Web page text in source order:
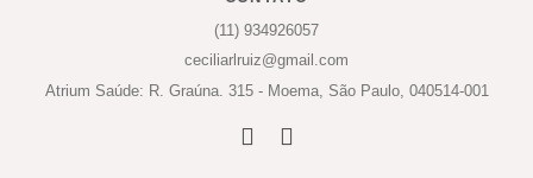
(11) 934926057
ceciliarlruiz@gmail.com
Atrium Saúde: R. Graúna. 315 - Moema, São Paulo, 040514-001